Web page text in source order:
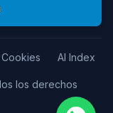
Cookies AI Index
los derechos